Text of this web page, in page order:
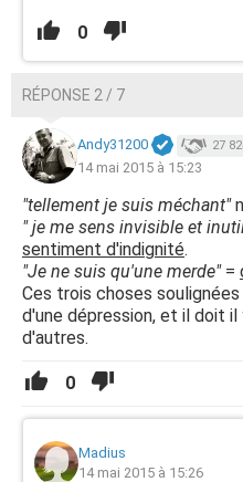
0
RÉPONSE 2 / 7
Andy31200 27
14 mai 2015 à 15:23
"tellement je suis méchant"
" je me sens invisible et
sentiment d'indignité.
"Je ne suis qu'une merde"=
Ces trois choses
d'une dépression, et il doit
d'autres.
0
Madius
14 mai 2015 à 15:26